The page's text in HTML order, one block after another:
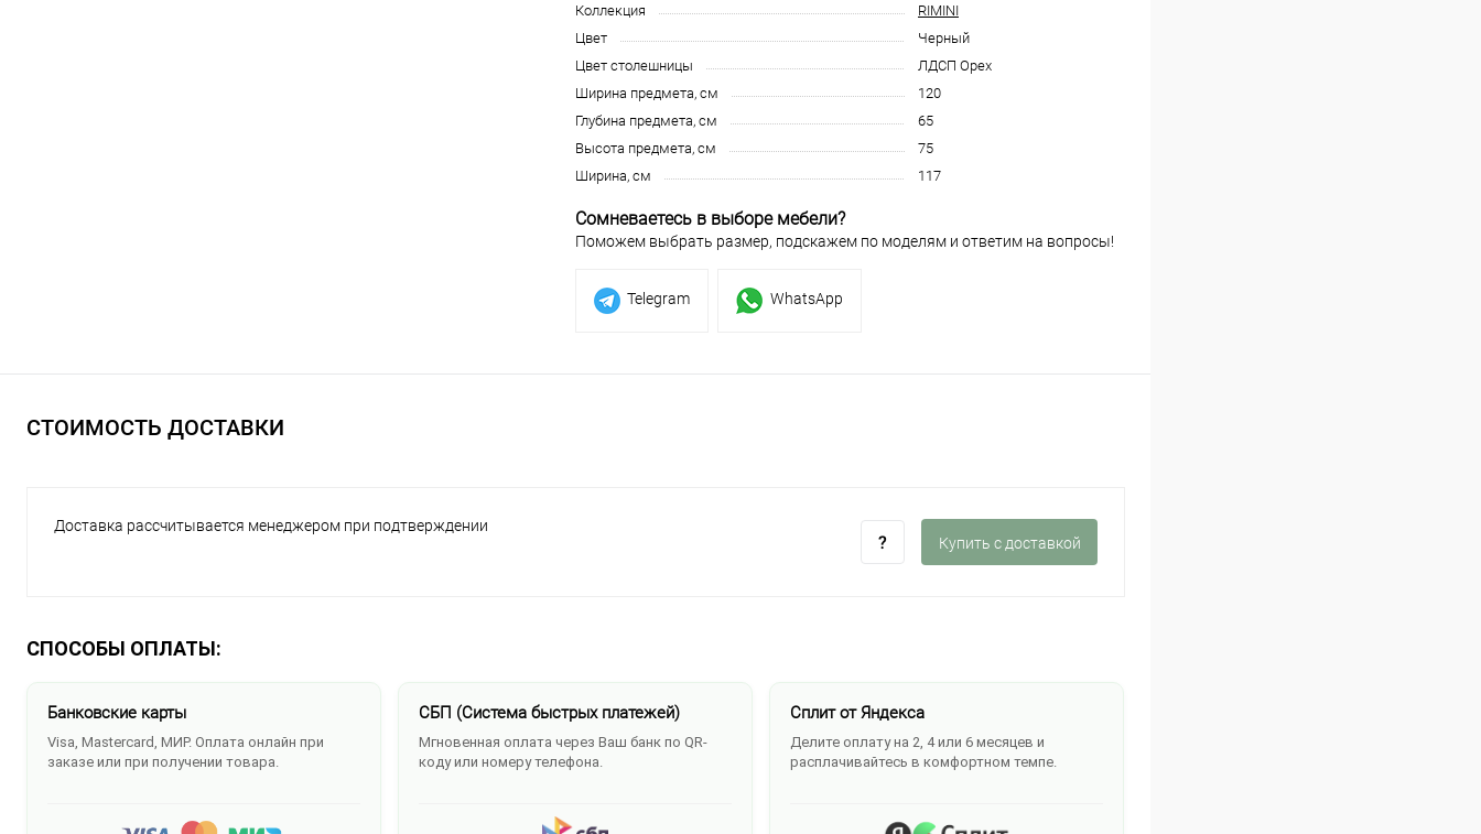
Коллекция
RIMINI
Цвет
Черный
Цвет столешницы
ЛДСП Орех
Ширина предмета, см
120
Глубина предмета, см
65
Высота предмета, см
75
Ширина, см
117
Сомневаетесь в выборе мебели?
Поможем выбрать размер, подскажем по моделям и ответим на вопросы!
Telegram WhatsApp
СТОИМОСТЬ ДОСТАВКИ
Доставка рассчитывается менеджером при подтверждении
Купить c доставкой
СПОСОБЫ ОПЛАТЫ:
Банковские карты
Visa, Mastercard, МИР. Оплата онлайн при
заказе или при получении товара.
СБП (Система быстрых платежей)
Мгновенная оплата через Ваш банк по QR-
коду или номеру телефона.
Сплит от Яндекса
Делите оплату на 2, 4 или 6 месяцев и
расплачивайтесь в комфортном темпе.